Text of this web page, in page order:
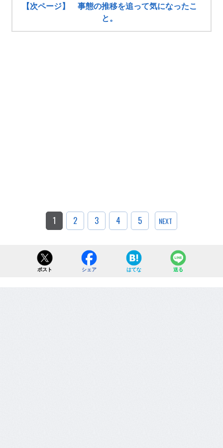
【次ページ】 事態の推移を追って気になったこ
と。
1 2 3 4 5 NEXT
ポスト シェア はてな 送る